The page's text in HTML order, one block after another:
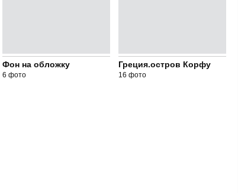
Фон на обложку
6 фото
Греция.остров Корфу
16 фото